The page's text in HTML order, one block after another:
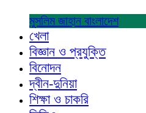
মুসলিম জাহান বাংলাদেশ
খেলা
বিজ্ঞান ও প্রযুক্তি
বিনোদন
দ্বীন-দুনিয়া
শিক্ষা ও চাকরি